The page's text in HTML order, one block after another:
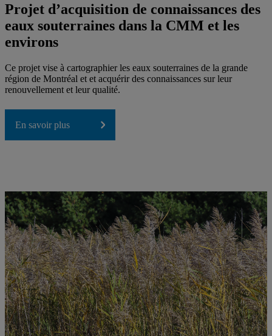
Projet d’acquisition de connaissances des
eaux souterraines dans la CMM et les
environs
Ce projet vise à cartographier les eaux souterraines de la grande
région de Montréal et et acquérir des connaissances sur leur
renouvellement et leur qualité.
En savoir plus